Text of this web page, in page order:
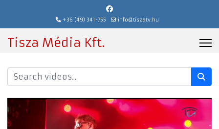
+36 (49) 341-755 info@tiszatv.hu
Tisza Média Kft.